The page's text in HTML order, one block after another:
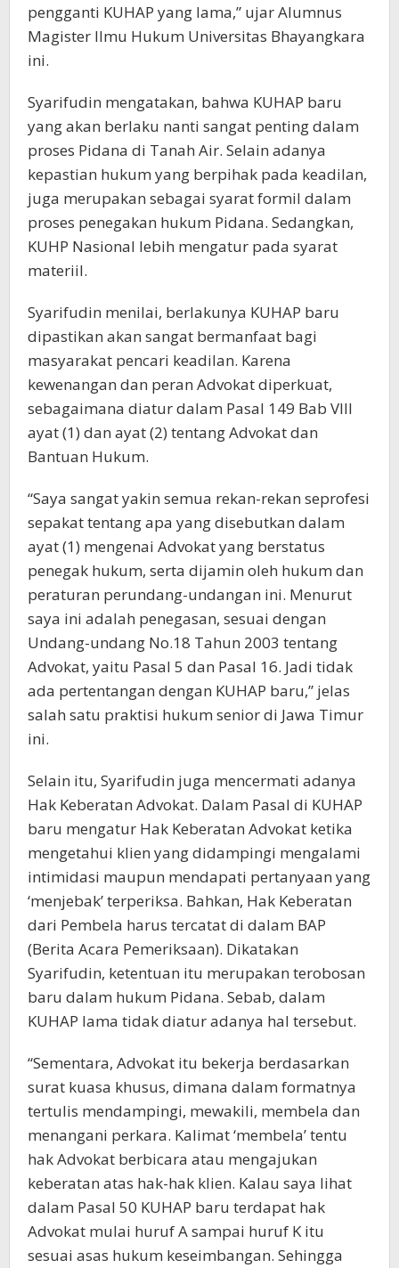
pengganti KUHAP yang lama,” ujar Alumnus
Magister Ilmu Hukum Universitas Bhayangkara
ini.
Syarifudin mengatakan, bahwa KUHAP baru
yang akan berlaku nanti sangat penting dalam
proses Pidana di Tanah Air. Selain adanya
kepastian hukum yang berpihak pada keadilan,
juga merupakan sebagai syarat formil dalam
proses penegakan hukum Pidana. Sedangkan,
KUHP Nasional lebih mengatur pada syarat
materiil.
Syarifudin menilai, berlakunya KUHAP baru
dipastikan akan sangat bermanfaat bagi
masyarakat pencari keadilan. Karena
kewenangan dan peran Advokat diperkuat,
sebagaimana diatur dalam Pasal 149 Bab VIII
ayat (1) dan ayat (2) tentang Advokat dan
Bantuan Hukum.
“Saya sangat yakin semua rekan-rekan seprofesi
sepakat tentang apa yang disebutkan dalam
ayat (1) mengenai Advokat yang berstatus
penegak hukum, serta dijamin oleh hukum dan
peraturan perundang-undangan ini. Menurut
saya ini adalah penegasan, sesuai dengan
Undang-undang No.18 Tahun 2003 tentang
Advokat, yaitu Pasal 5 dan Pasal 16. Jadi tidak
ada pertentangan dengan KUHAP baru,” jelas
salah satu praktisi hukum senior di Jawa Timur
ini.
Selain itu, Syarifudin juga mencermati adanya
Hak Keberatan Advokat. Dalam Pasal di KUHAP
baru mengatur Hak Keberatan Advokat ketika
mengetahui klien yang didampingi mengalami
intimidasi maupun mendapati pertanyaan yang
‘menjebak’ terperiksa. Bahkan, Hak Keberatan
dari Pembela harus tercatat di dalam BAP
(Berita Acara Pemeriksaan). Dikatakan
Syarifudin, ketentuan itu merupakan terobosan
baru dalam hukum Pidana. Sebab, dalam
KUHAP lama tidak diatur adanya hal tersebut.
“Sementara, Advokat itu bekerja berdasarkan
surat kuasa khusus, dimana dalam formatnya
tertulis mendampingi, mewakili, membela dan
menangani perkara. Kalimat ‘membela’ tentu
hak Advokat berbicara atau mengajukan
keberatan atas hak-hak klien. Kalau saya lihat
dalam Pasal 50 KUHAP baru terdapat hak
Advokat mulai huruf A sampai huruf K itu
sesuai asas hukum keseimbangan. Sehingga